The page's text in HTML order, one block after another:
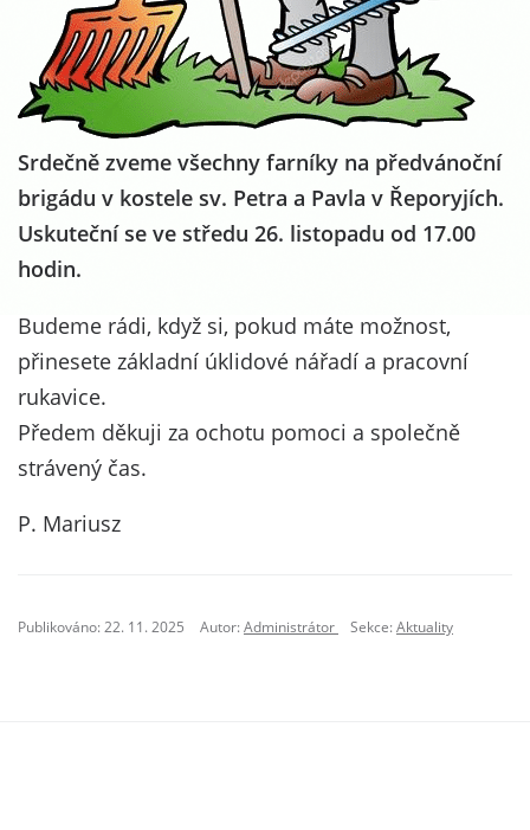
Srdečně zveme všechny farníky na předvánoční
brigádu v kostele sv. Petra a Pavla v Řeporyjích.
Uskuteční se ve středu 26. listopadu od 17.00
hodin.
Budeme rádi, když si, pokud máte možnost,
přinesete základní úklidové nářadí a pracovní
rukavice.
Předem děkuji za ochotu pomoci a společně
strávený čas.
P. Mariusz
Publikováno: 22. 11. 2025 Autor:Administrátor Sekce:Aktuality